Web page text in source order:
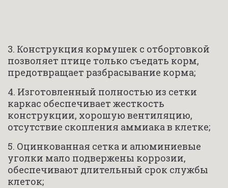
3. Конструкция кормушек с отбортовкой
позволяет птице только съедать корм,
предотвращает разбрасывание корма;
4. Изготовленный полностью из сетки
каркас обеспечивает жесткость
конструкции, хорошую вентиляцию,
отсутствие скопления аммиака в клетке;
5. Оцинкованная сетка и алюминиевые
уголки мало подвержены коррозии,
обеспечивают длительный срок службы
клеток;